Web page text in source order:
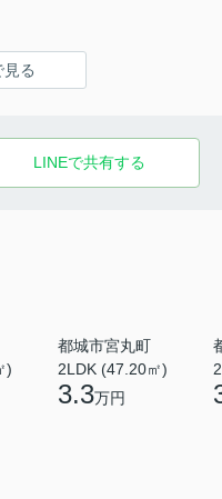
る
LINEで共有する
)
都城市宮丸町
2LDK (47.20㎡)
3.3万円